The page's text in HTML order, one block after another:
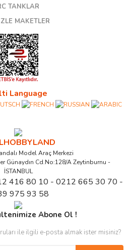
TANKLAR
MAKETLER
Language
Model Araç Merkezi
Günaydın Cd.No:128/A Zeytinburnu -
İSTANBUL
416 80 10 - 0212 665 30 70 -
975 93 58
Abone Ol !
ile ilgili e-posta almak ister misiniz?